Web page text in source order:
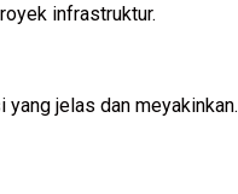
infrastruktur.
jelas dan meyakinkan.